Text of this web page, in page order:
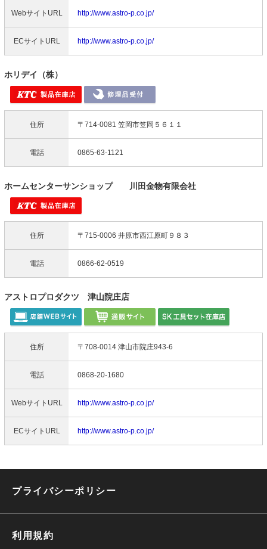
WebサイトURL http://www.astro-p.co.jp/
ECサイトURL http://www.astro-p.co.jp/
ホリデイ（株）
住所 〒714-0081 笠岡市笠岡５６１１
電話 0865-63-1121
ホームセンターサンショップ 川田金物有限会社
住所 〒715-0006 井原市西江原町９８３
電話 0866-62-0519
アストロプロダクツ 津山院庄店
住所 〒708-0014 津山市院庄943-6
電話 0868-20-1680
WebサイトURL http://www.astro-p.co.jp/
ECサイトURL http://www.astro-p.co.jp/
プライバシーポリシー
利用規約